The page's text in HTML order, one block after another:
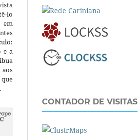
lo
em
e a
CONTADOR DE VISITAS